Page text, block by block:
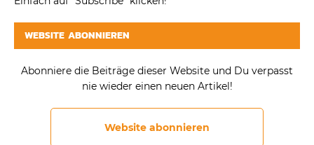
WEBSITE ABONNIEREN
Abonniere die Beiträge dieser Website und Du verpasst
nie wieder einen neuen Artikel!
Website abonnieren